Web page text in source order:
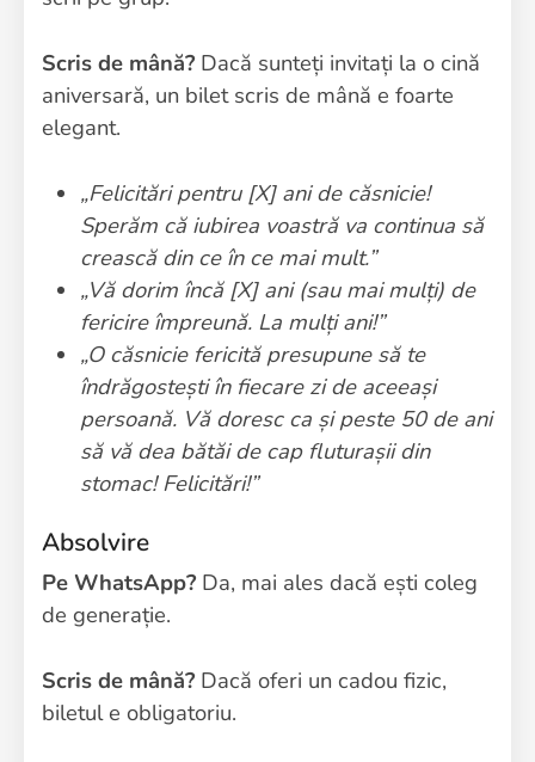
Scris de mână? Dacă sunteți invitați la o cină
aniversară, un bilet scris de mână e foarte
elegant.
„Felicitări pentru [X] ani de căsnicie!
Sperăm că iubirea voastră va continua să
crească din ce în ce mai mult.”
„Vă dorim încă [X] ani (sau mai mulți) de
fericire împreună. La mulți ani!”
„O căsnicie fericită presupune să te
îndrăgostești în fiecare zi de aceeași
persoană. Vă doresc ca și peste 50 de ani
să vă dea bătăi de cap fluturașii din
stomac! Felicitări!”
Absolvire
Pe WhatsApp? Da, mai ales dacă ești coleg
de generație.
Scris de mână? Dacă oferi un cadou fizic,
biletul e obligatoriu.